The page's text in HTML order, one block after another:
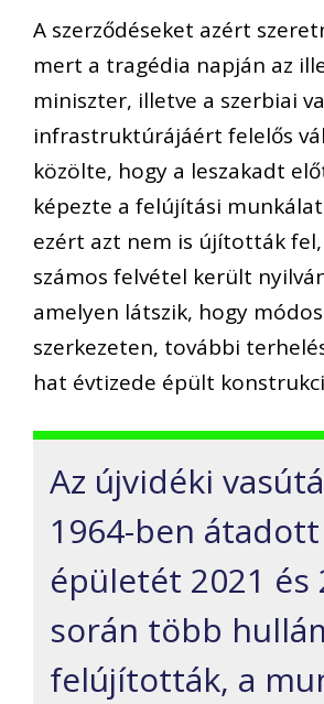
A szerződéseket azért
mert a tragédia napján az
miniszter, illetve a szerbiai
infrastruktúrájáért felelős
közölte, hogy a leszakadt
képezte a felújítási
ezért azt nem is újították
számos felvétel került
amelyen látszik, hogy
szerkezeten, további
hat évtizede épült
Az újvidéki
1964-ben átadott
épületét 2021 és
során több
felújították, a